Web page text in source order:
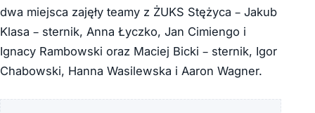
dwa miejsca zajęły teamy z ŻUKS Stężyca – Jakub
Klasa – sternik, Anna Łyczko, Jan Cimiengo i
Ignacy Rambowski oraz Maciej Bicki – sternik, Igor
Chabowski, Hanna Wasilewska i Aaron Wagner.